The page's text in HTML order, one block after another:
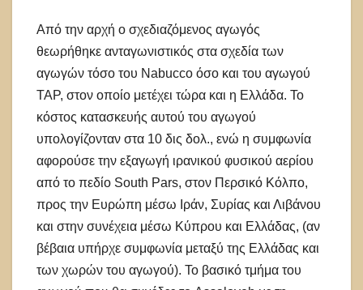
Από την αρχή ο σχεδιαζόμενος αγωγός
θεωρήθηκε ανταγωνιστικός στα σχεδία των
αγωγών τόσο του Nabucco όσο και του αγωγού
TAP, στον οποίο μετέχει τώρα και η Ελλάδα. Το
κόστος κατασκευής αυτού του αγωγού
υπολογίζονταν στα 10 δις δολ., ενώ η συμφωνία
αφορούσε την εξαγωγή ιρανικού φυσικού αερίου
από το πεδίο South Pars, στον Περσικό Κόλπο,
προς την Ευρώπη μέσω Ιράν, Συρίας και Λιβάνου
και στην συνέχεια μέσω Κύπρου και Ελλάδας, (αν
βέβαια υπήρχε συμφωνία μεταξύ της Ελλάδας και
των χωρών του αγωγού). Το βασικό τμήμα του